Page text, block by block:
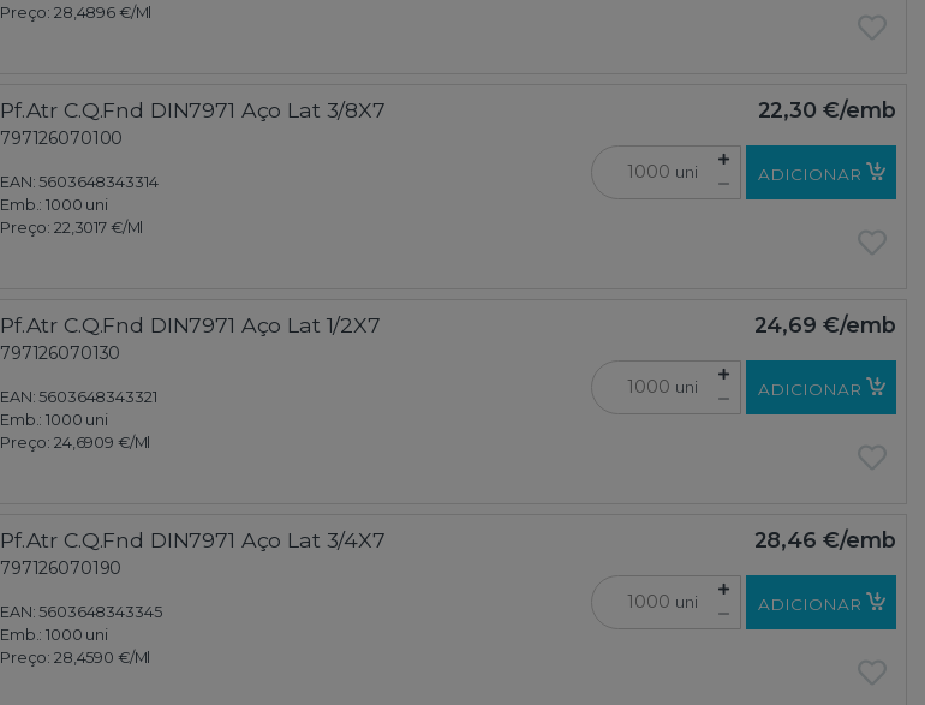
Preço: 28,4896 €/Ml
Pf.Atr C.Q.Fnd DIN7971 Aço Lat 3/8X7
797126070100
EAN: 5603648343314
Emb.:1000 uni
Preço: 22,3017 €/Ml
22,30 €/emb
uni ADICIONAR
Pf.Atr C.Q.Fnd DIN7971 Aço Lat 1/2X7
797126070130
EAN: 5603648343321
Emb.:1000 uni
Preço: 24,6909 €/Ml
24,69 €/emb
uni ADICIONAR
Pf.Atr C.Q.Fnd DIN7971 Aço Lat 3/4X7
797126070190
EAN: 5603648343345
Emb.:1000 uni
Preço: 28,4590 €/Ml
28,46 €/emb
uni ADICIONAR